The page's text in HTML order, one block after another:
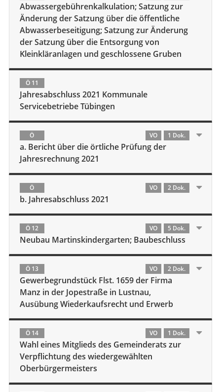
Abwassergebührenkalkulation; Satzung zur
Änderung der Satzung über die öffentliche
Abwasserbeseitigung; Satzung zur Änderung
der Satzung über die Entsorgung von
Kleinkläranlagen und geschlossene Gruben
Ö 11
Jahresabschluss 2021 Kommunale
Servicebetriebe Tübingen
Ö VO 1 Dok.
a. Bericht über die örtliche Prüfung der
Jahresrechnung 2021
Ö VO 2 Dok.
b. Jahresabschluss 2021
Ö 12 VO 5 Dok.
Neubau Martinskindergarten; Baubeschluss
Ö 13 VO 2 Dok.
Gewerbegrundstück Flst. 1659 der Firma
Manz in der Jopestraße in Lustnau,
Ausübung Wiederkaufsrecht und Erwerb
Ö 14 VO 1 Dok.
Wahl eines Mitglieds des Gemeinderats zur
Verpflichtung des wiedergewählten
Oberbürgermeisters